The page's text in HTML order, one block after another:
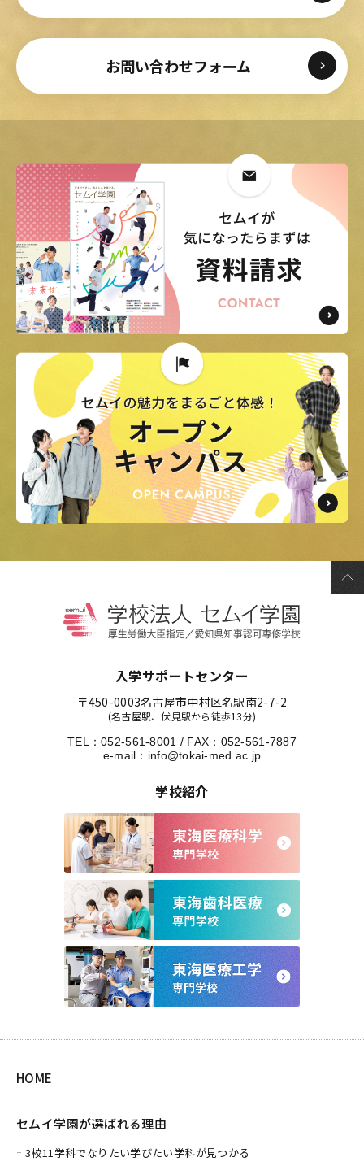
お問い合わせフォーム
入学サポートセンター
〒450-0003名古屋市中村区名駅南2-7-2
(名古屋駅、伏見駅から徒歩13分)
TEL：052-561-8001 / FAX：052-561-7887
e-mail： info@tokai-med.ac.jp
学校紹介
HOME
セムイ学園が選ばれる理由
3校11学科でなりたい学びたい学科が見つかる